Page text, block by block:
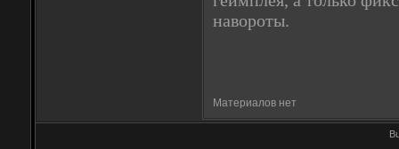
навороты.
Материалов нет